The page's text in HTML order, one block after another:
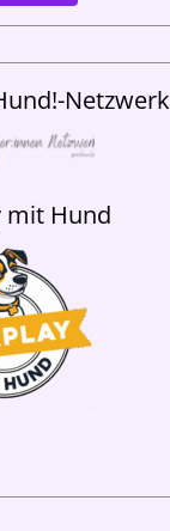
Netzwerk
mit Hund